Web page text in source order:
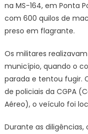
quilos
de
drogas
seguiam
para
Campo
Grande
na MS-164, em Ponta
com 600 quilos de
preso em flagrante.
Os militares
município, quando o
parada e tentou fugir.
de policiais da CGPA
Aéreo), o veículo foi
Durante as